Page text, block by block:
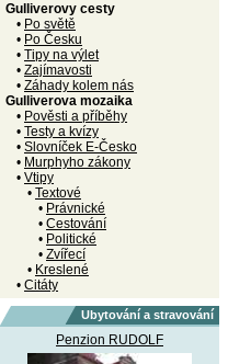
Gulliverovy cesty
• Po světě
• Po Česku
• Tipy na výlet
• Zajímavosti
• Záhady kolem nás
Gulliverova mozaika
• Pověsti a příběhy
• Testy a kvízy
• Slovníček E-Česko
• Murphyho zákony
• Vtipy
• Textové
• Právnické
• Cestování
• Politické
• Zvířecí
• Kreslené
• Citáty
Ubytování a stravování
Penzion RUDOLF